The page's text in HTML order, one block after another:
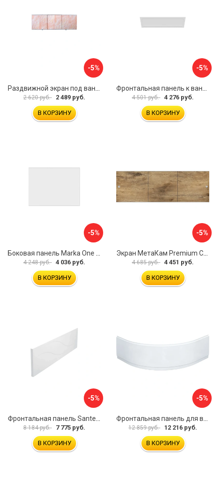
-5%
2 620 руб. 2 489 руб.
В КОРЗИНУ
-5%
4 501 руб. 4 276 руб.
В КОРЗИНУ
-5%
Боковая панель Marka One Flat 80 MG L 02бфл80мгл
4 248 руб. 4 036 руб.
В КОРЗИНУ
-5%
Экран МетаКам Premium Collection 4650208860133
4 685 руб. 4 451 руб.
В КОРЗИНУ
-5%
8 184 руб. 7 775 руб.
В КОРЗИНУ
-5%
12 859 руб. 12 216 руб.
В КОРЗИНУ